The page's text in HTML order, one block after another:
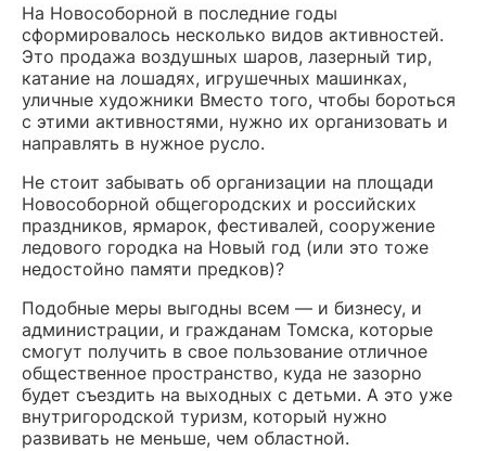
На Новособорной в последние годы
сформировалось несколько видов активностей.
Это продажа воздушных шаров, лазерный тир,
катание на лошадях, игрушечных машинках,
уличные художники Вместо того, чтобы бороться
с этими активностями, нужно их организовать и
направлять в нужное русло.
Не стоит забывать об организации на площади
Новособорной общегородских и российских
праздников, ярмарок, фестивалей, сооружение
ледового городка на Новый год (или это тоже
недостойно памяти предков)?
Подобные меры выгодны всем — и бизнесу, и
администрации, и гражданам Томска, которые
смогут получить в свое пользование отличное
общественное пространство, куда не зазорно
будет съездить на выходных с детьми. А это уже
внутригородской туризм, который нужно
развивать не меньше, чем областной.